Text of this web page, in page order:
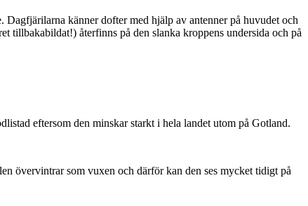
Dagfjärilarna känner dofter med hjälp av antenner på huvudet och
tillbakabildat!) återfinns på den slanka kroppens undersida och på
eftersom den minskar starkt i hela landet utom på Gotland.
övervintrar som vuxen och därför kan den ses mycket tidigt på